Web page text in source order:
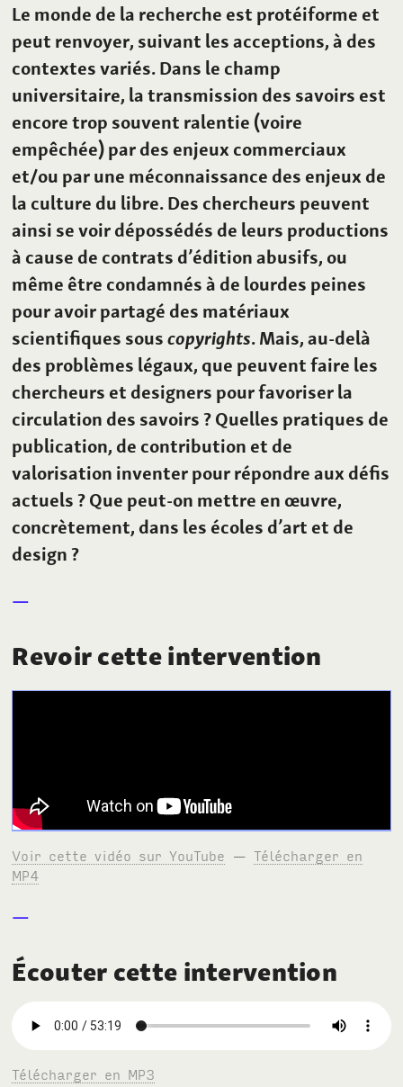
Le monde de la recherche est protéiforme et
peut renvoyer, suivant les acceptions, à des
contextes variés. Dans le champ
universitaire, la transmission des savoirs est
encore trop souvent ralentie (voire
empêchée) par des enjeux commerciaux
et/ou par une méconnaissance des enjeux de
la culture du libre. Des chercheurs peuvent
ainsi se voir dépossédés de leurs productions
à cause de contrats d’édition abusifs, ou
même être condamnés à de lourdes peines
pour avoir partagé des matériaux
scientifiques souscopyrights. Mais, au-delà
des problèmes légaux, que peuvent faire les
chercheurs et designers pour favoriser la
circulation des savoirs ? Quelles pratiques de
publication, de contribution et de
valorisation inventer pour répondre aux défis
actuels ? Que peut-on mettre en œuvre,
concrètement, dans les écoles d’art et de
design ?
Revoir cette intervention
Voir cette vidéo sur YouTube — Télécharger en
MP4
Écouter cette intervention
Télécharger en MP3